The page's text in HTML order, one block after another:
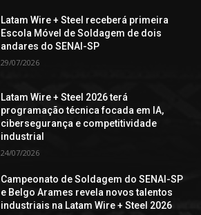
Latam Wire + Steel receberá primeira
Escola Móvel de Soldagem de dois
andares do SENAI-SP
29/07/2026
Latam Wire + Steel 2026 terá
programação técnica focada em IA,
cibersegurança e competitividade
industrial
24/07/2026
Campeonato de Soldagem do SENAI-SP
e Belgo Arames revela novos talentos
industriais na Latam Wire + Steel 2026